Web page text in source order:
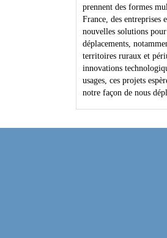
prennent des formes
France, des entreprises
nouvelles solutions
déplacements,
territoires ruraux et
innovations
usages, ces projets
notre façon de nous